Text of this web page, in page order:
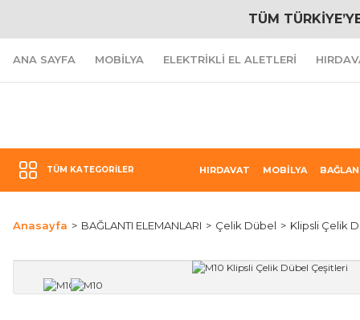
TÜM
ANA SAYFA MOBİLYA ELEKTRİKLİ EL ALETLERİ
TÜM KATEGORILER HIRDAVAT MOBİLYA
Anasayfa BAĞLANTI ELEMANLARI Çelik Dübel Klipsli Çelik